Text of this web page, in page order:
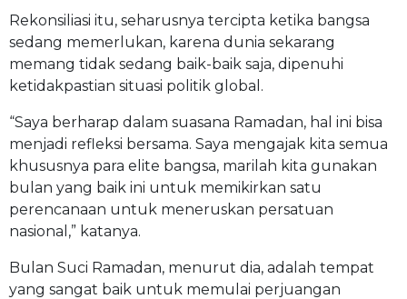
Rekonsiliasi itu, seharusnya tercipta ketika bangsa
sedang memerlukan, karena dunia sekarang
memang tidak sedang baik-baik saja, dipenuhi
ketidakpastian situasi politik global.
“Saya berharap dalam suasana Ramadan, hal ini bisa
menjadi refleksi bersama. Saya mengajak kita semua
khususnya para elite bangsa, marilah kita gunakan
bulan yang baik ini untuk memikirkan satu
perencanaan untuk meneruskan persatuan
nasional,” katanya.
Bulan Suci Ramadan, menurut dia, adalah tempat
yang sangat baik untuk memulai perjuangan